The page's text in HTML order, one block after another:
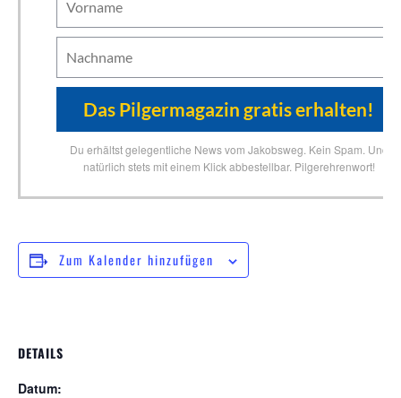
Du erhältst gelegentliche News vom Jakobsweg. Kein Spam. Und
natürlich stets mit einem Klick abbestellbar. Pilgerehrenwort!
Zum Kalender hinzufügen
DETAILS
Datum: